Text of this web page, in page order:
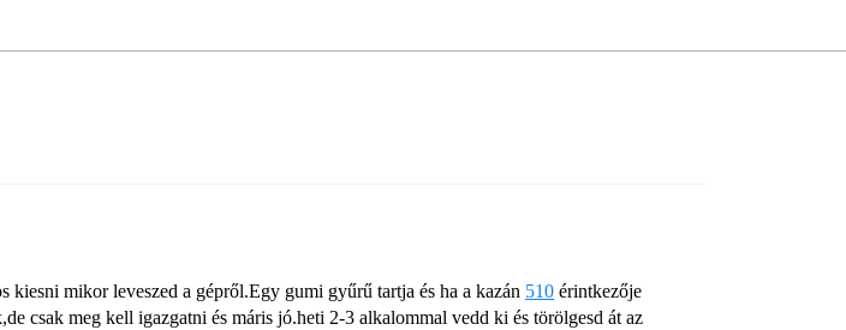
kiesni mikor leveszed a gépről.Egy gumi gyűrű tartja és ha a kazán 510 érintkezője
csak meg kell igazgatni és máris jó.heti 2-3 alkalommal vedd ki és törölgesd át az